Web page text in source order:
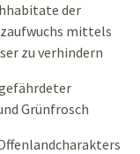
der
mittels
zu verhindern
Grünfrosch